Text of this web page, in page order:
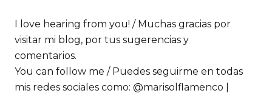
I love hearing from you! / Muchas gracias por
visitar mi blog, por tus sugerencias y
comentarios.
You can follow me / Puedes seguirme en todas
mis redes sociales como: @marisolflamenco |